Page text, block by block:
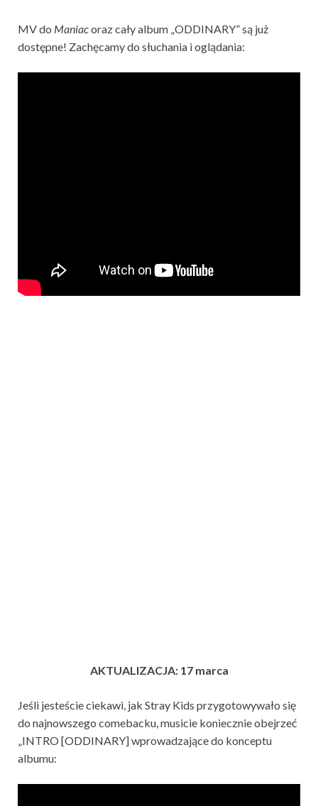
MV do Maniacoraz cały album „ODDINARY” są już
dostępne! Zachęcamy do słuchania i oglądania:
AKTUALIZACJA: 17 marca
Jeśli jesteście ciekawi, jak Stray Kids przygotowywało się
do najnowszego comebacku, musicie koniecznie obejrzeć
„INTRO [ODDINARY] wprowadzające do konceptu
albumu: